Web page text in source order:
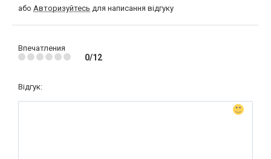
або Авторизуйтесь для написання відгуку
Впечатления
0/12
Відгук: